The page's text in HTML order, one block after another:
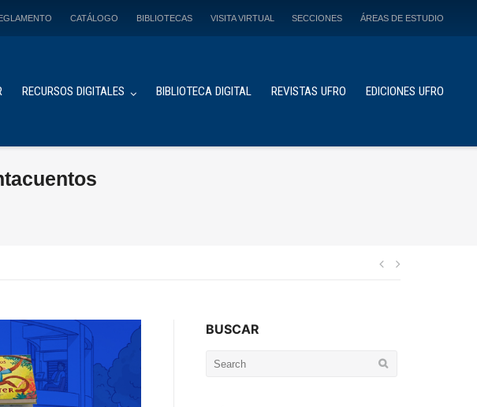
CATÁLOGO BIBLIOTECAS VISITA VIRTUAL SECCIONES ÁREAS DE ESTUDIO
RECURSOS DIGITALES BIBLIOTECA DIGITAL REVISTAS UFRO EDICIONES UFRO
Navegación
BUSCAR
Search